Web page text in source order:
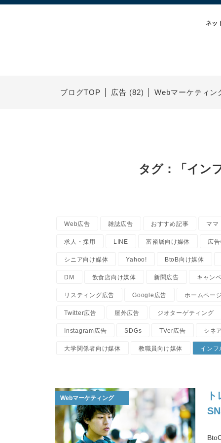
ネッ
ブログTOP 広告 (82) Webマーケティン
タグ：「イン
Web広告 雑誌広告 おすすめ記事 ママ
求人・採用 LINE 富裕層向け媒体 広
シニア向け媒体 Yahoo! BtoB向け媒体
DM 飲食店向け媒体 新聞広告 キャン
リスティング広告 Google広告 ホームペー
Twitter広告 屋外広告 ジオターゲティング
Instagram広告 SDGs TVer広告 シネ
大学関係者向け媒体 教職員向け媒体 インフ
Webマーケティング